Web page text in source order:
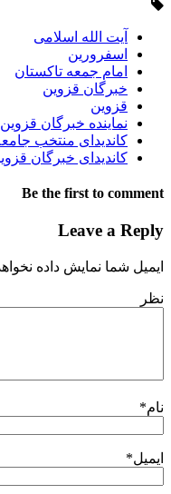
Share
آیت الله اسلامی
اسفرورین
امام جمعه تاکستان
خبرگان قزوین
قزوین
نماینده خبرگان قزوین
کانديدای منتخب‌
کاندیدای خبرگان
Be the first to comment
Leave a Reply
ایمیل شما نمایش داده
نظر
نام*
ایمیل*